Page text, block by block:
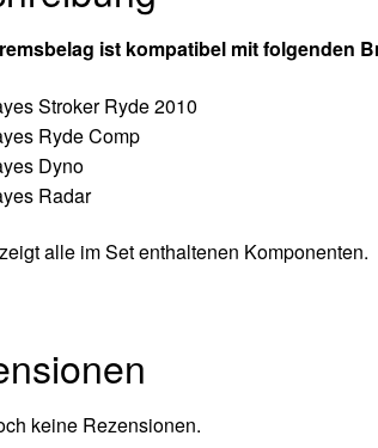
ist kompatibel mit folgenden
Stroker Ryde 2010
Ryde Comp
Dyno
Radar
alle im Set enthaltenen Komponenten.
keine Rezensionen.